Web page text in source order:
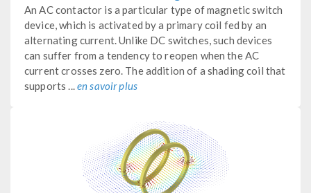
An AC contactor is a particular type of magnetic switch
device, which is activated by a primary coil fed by an
alternating current. Unlike DC switches, such devices
can suffer from a tendency to reopen when the AC
current crosses zero. The addition of a shading coil that
supports ...en savoir plus